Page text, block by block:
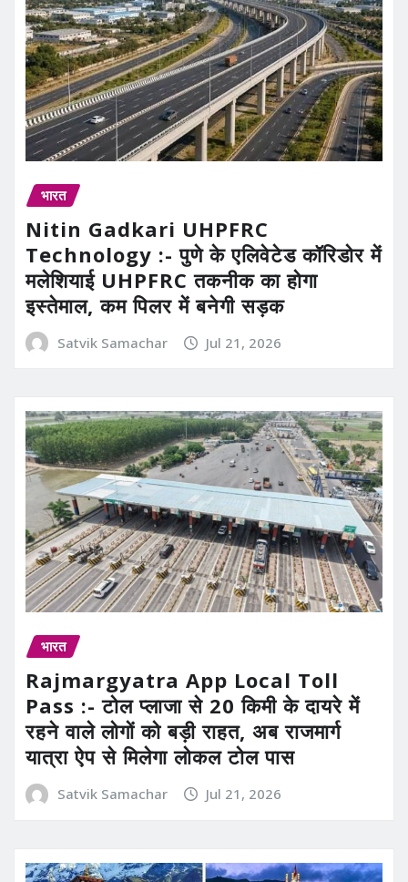
भारत
Nitin Gadkari UHPFRC
Technology :- पुणे के एलिवेटेड कॉरिडोर में
मलेशियाई UHPFRC तकनीक का होगा
इस्तेमाल, कम पिलर में बनेगी सड़क
Satvik Samachar Jul 21, 2026
भारत
Rajmargyatra App Local Toll
Pass :- टोल प्लाजा से 20 किमी के दायरे में
रहने वाले लोगों को बड़ी राहत, अब राजमार्ग
यात्रा ऐप से मिलेगा लोकल टोल पास
Satvik Samachar Jul 21, 2026